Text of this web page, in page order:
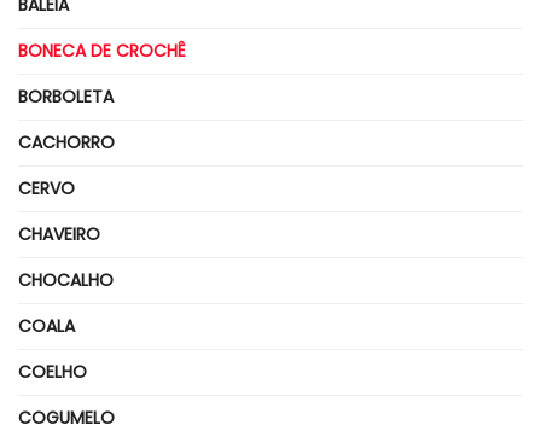
BONECA DE CROCHÊ
BORBOLETA
CACHORRO
CERVO
CHAVEIRO
CHOCALHO
COALA
COELHO
COGUMELO